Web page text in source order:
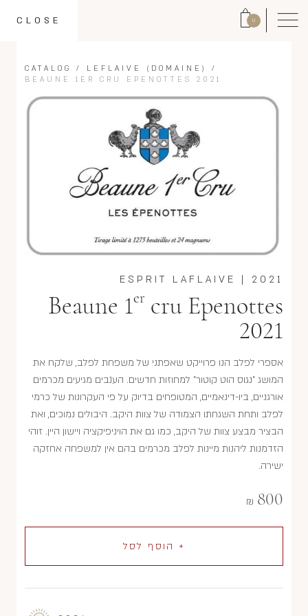
0
CLOSE
CATALOG / LEFLAIVE (DOMAINE)
/
BEAUNE 1ER CRU EPENOTTES 2021
2021
ESPRIT LAFLAIVE
Beaune 1er cru Epenottes
2021
אספרי לפלב הנו פרוייקט שאפתני של משפחת לפלב, שלקח את
המושג "נגוס הוט קוטור" למחוזות חדשים. הענבים מגיעים מכרמים
אורגניים, ביו-דינאמיים, המטופחים בדיוק על פי העקרונות של כרמי
לפלב ותחת השגחתו הצמודה של צוות היקב. היבולים נמוכים, ואת
הבציר מבצע צוות של היקב, כמו גם את הויניפיקציה ויישון היין. זוהי
הזדמנות ליהנות מיינות לפלב מכרמים בהם אין למשפחה אחזקה
ישירה.
800
₪
+ הוסף לסל